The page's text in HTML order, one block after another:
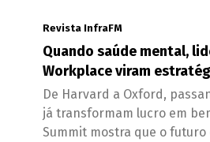
Revista InfraFM
Quando saúde mental,
Workplace viram
De Harvard a Oxford,
já transformam lucro em
Summit mostra que o futuro